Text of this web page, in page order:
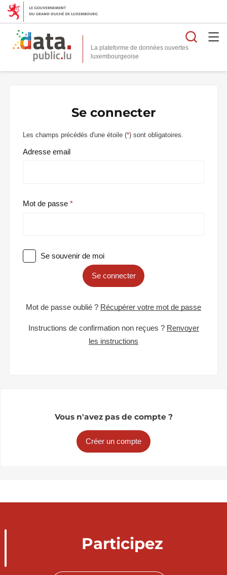
La plateforme de données ouvertes
Se connecter
Les champs précédés d'une étoile (*) sont obligatoires.
Adresse email
Mot de passe
Se souvenir de moi
Se connecter
Mot de passe oublié ? Récupérer votre mot de passe
Instructions de confirmation non reçues ? Renvoyer
les instructions
Vous n'avez pas de compte ?
Créer un compte
Participez